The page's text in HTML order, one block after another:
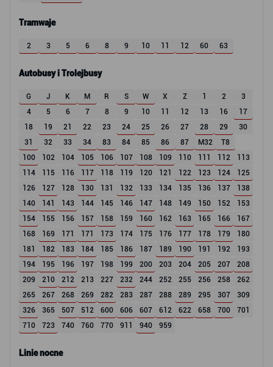
Tramwaje
2 3 5 6 8 9 10 11 12 60 63
Autobusy i Trolejbusy
G J K M R S W X Z 1 2
3
4
5 6 7 8 9 10 11 12 13 16
17
18
19 21 22 23 24 25 26 27 28 29
30
31
32 33 34 83 84 85 86 87 M32
T8
100
102 104 105 106 107 108 109 110 111 112
113
114
115 116 117 118 119 120 121 122 123 124
125
126
127 128 130 131 132 133 134 135 136 137
138
140
141 143 144 145 146 147 148 149 150 152
153
154
155 156 157 158 159 160 162 163 165 166
167
168
169 171 171 173 174 175 176 177 178 179
180
181
182 183 184 185 186 187 189 190 191 192
193
194
195 196 197 198 199 200 203 204 205 207
208
209
210 212 213 227 232 244 252 255 256 258
262
265
267 268 269 282 283 287 288 289 295 307
309
326
365 507 512 600 606 607 612 622 658 700
701
710
723 740 760 770 911 940 959
Linie nocne